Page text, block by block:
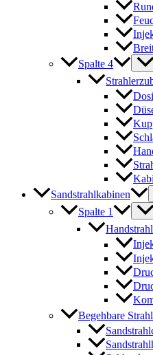
Spalte 4
Sandstrahlkabinen
Spalte 1
Begehbare